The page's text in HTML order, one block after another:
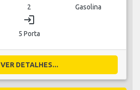
2 Gasolina
login
5 Porta
VER DETALHES...